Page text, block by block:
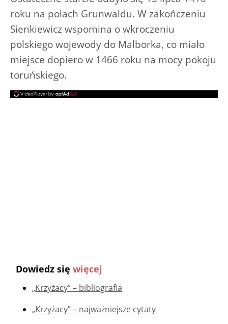
roku na polach Grunwaldu. W zakończeniu
Sienkiewicz wspomina o wkroczeniu
polskiego wojewody do Malborka, co miało
miejsce dopiero w 1466 roku na mocy pokoju
toruńskiego.
Dowiedz się więcej
„Krzyżacy” – bibliografia
„Krzyżacy” – najważniejsze cytaty